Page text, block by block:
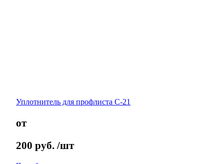
Уплотнитель для профлиста С-21
от
200 руб. /шт